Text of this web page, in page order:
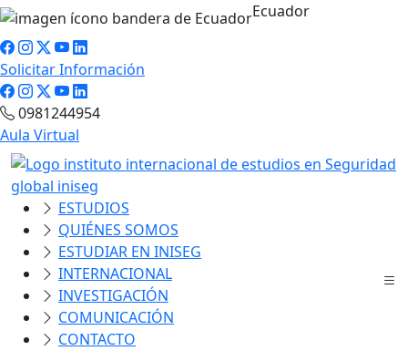
Ecuador
Solicitar Información
0981244954
Aula Virtual
ESTUDIOS
QUIÉNES SOMOS
ESTUDIAR EN INISEG
INTERNACIONAL
INVESTIGACIÓN
COMUNICACIÓN
CONTACTO